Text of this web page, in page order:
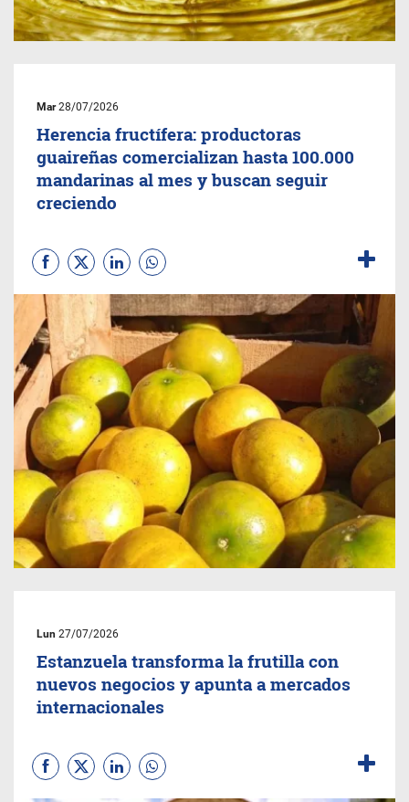
Mar28/07/2026
Herencia fructífera: productoras
guaireñas comercializan hasta 100.000
mandarinas al mes y buscan seguir
creciendo
Lun 27/07/2026
Estanzuela transforma la frutilla con
nuevos negocios y apunta a mercados
internacionales